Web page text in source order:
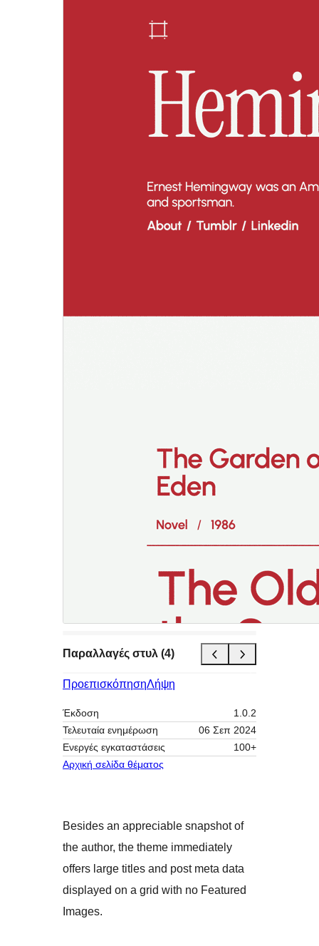
Παραλλαγές στυλ (4)
ΠροεπισκόπησηΛήψη
Έκδοση
1.0.2
Τελευταία ενημέρωση
06 Σεπ 2024
Ενεργές εγκαταστάσεις
100+
Αρχική σελίδα θέματος
Besides an appreciable snapshot of
the author, the theme immediately
offers large titles and post meta data
displayed on a grid with no Featured
Images.